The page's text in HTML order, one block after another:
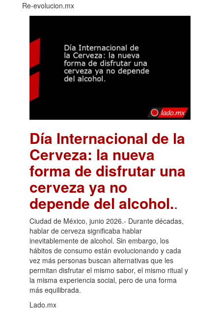
Re-evolucion.mx
Día Internacional de la
Cerveza: la nueva
forma de disfrutar una
cerveza ya no
depende del alcohol..
Ciudad de México, junio 2026.- Durante décadas,
hablar de cerveza significaba hablar
inevitablemente de alcohol. Sin embargo, los
hábitos de consumo están evolucionando y cada
vez más personas buscan alternativas que les
permitan disfrutar el mismo sabor, el mismo ritual y
la misma experiencia social, pero de una forma
más equilibrada.
Lado.mx